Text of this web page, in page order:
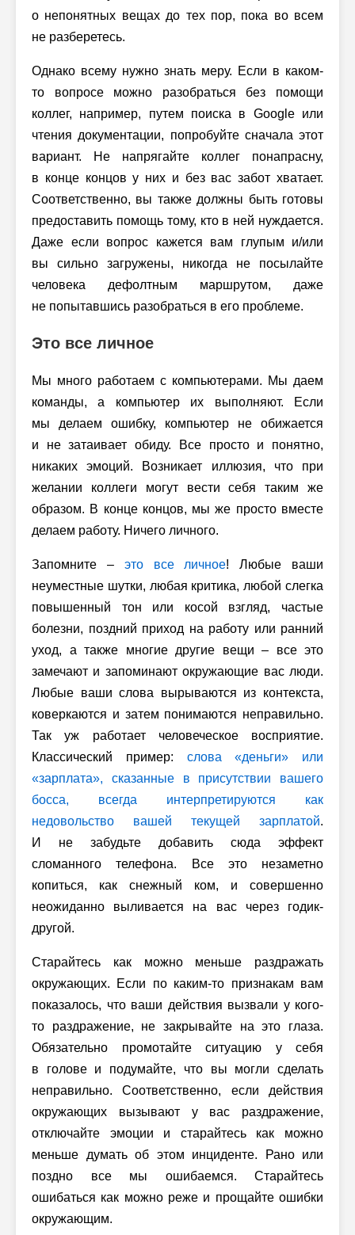
о непонятных вещах до тех пор, пока во всем
не разберетесь.
Однако всему нужно знать меру. Если в каком-
то вопросе можно разобраться без помощи
коллег, например, путем поиска в Google или
чтения документации, попробуйте сначала этот
вариант. Не напрягайте коллег понапрасну,
в конце концов у них и без вас забот хватает.
Соответственно, вы также должны быть готовы
предоставить помощь тому, кто в ней нуждается.
Даже если вопрос кажется вам глупым и/или
вы сильно загружены, никогда не посылайте
человека дефолтным маршрутом, даже
не попытавшись разобраться в его проблеме.
Это все личное
Мы много работаем с компьютерами. Мы даем
команды, а компьютер их выполняют. Если
мы делаем ошибку, компьютер не обижается
и не затаивает обиду. Все просто и понятно,
никаких эмоций. Возникает иллюзия, что при
желании коллеги могут вести себя таким же
образом. В конце концов, мы же просто вместе
делаем работу. Ничего личного.
Запомните – это все личное! Любые ваши
неуместные шутки, любая критика, любой слегка
повышенный тон или косой взгляд, частые
болезни, поздний приход на работу или ранний
уход, а также многие другие вещи – все это
замечают и запоминают окружающие вас люди.
Любые ваши слова вырываются из контекста,
коверкаются и затем понимаются неправильно.
Так уж работает человеческое восприятие.
Классический пример: слова «деньги» или
«зарплата», сказанные в присутствии вашего
босса, всегда интерпретируются как
недовольство вашей текущей зарплатой.
И не забудьте добавить сюда эффект
сломанного телефона. Все это незаметно
копиться, как снежный ком, и совершенно
неожиданно выливается на вас через годик-
другой.
Старайтесь как можно меньше раздражать
окружающих. Если по каким-то признакам вам
показалось, что ваши действия вызвали у кого-
то раздражение, не закрывайте на это глаза.
Обязательно промотайте ситуацию у себя
в голове и подумайте, что вы могли сделать
неправильно. Соответственно, если действия
окружающих вызывают у вас раздражение,
отключайте эмоции и старайтесь как можно
меньше думать об этом инциденте. Рано или
поздно все мы ошибаемся. Старайтесь
ошибаться как можно реже и прощайте ошибки
окружающим.